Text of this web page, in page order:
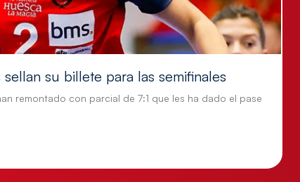
su billete para las semifinales
remontado con parcial de 7:1 que les ha dado el pase